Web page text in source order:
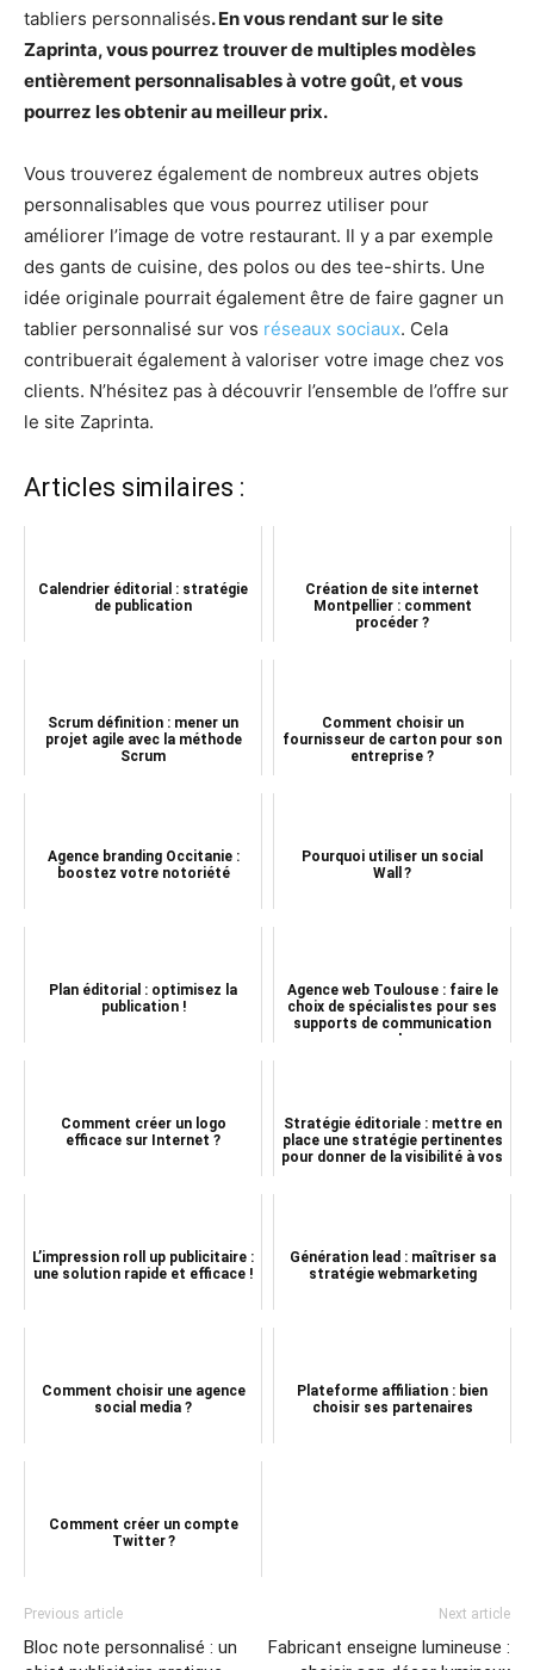
tabliers personnalisés. En vous rendant sur le site
Zaprinta, vous pourrez trouver de multiples modèles
entièrement personnalisables à votre goût, et vous
pourrez les obtenir au meilleur prix.
Vous trouverez également de nombreux autres objets
personnalisables que vous pourrez utiliser pour
améliorer l’image de votre restaurant. Il y a par exemple
des gants de cuisine, des polos ou des tee-shirts. Une
idée originale pourrait également être de faire gagner un
tablier personnalisé sur vos réseaux sociaux. Cela
contribuerait également à valoriser votre image chez vos
clients. N’hésitez pas à découvrir l’ensemble de l’offre sur
le site Zaprinta.
Articles similaires :
Calendrier éditorial : stratégie
de publication
Création de site internet
Montpellier : comment
procéder ?
Scrum définition : mener un
projet agile avec la méthode
Scrum
Comment choisir un
fournisseur de carton pour son
entreprise ?
Agence branding Occitanie :
boostez votre notoriété
Pourquoi utiliser un social
Wall ?
Plan éditorial : optimisez la
publication !
Agence web Toulouse : faire le
choix de spécialistes pour ses
supports de communication
web
Comment créer un logo
efficace sur Internet ?
Stratégie éditoriale : mettre en
place une stratégie pertinentes
pour donner de la visibilité à vos
L’impression roll up publicitaire :
une solution rapide et efficace !
Génération lead : maîtriser sa
stratégie webmarketing
Comment choisir une agence
social media ?
Plateforme affiliation : bien
choisir ses partenaires
Comment créer un compte
Twitter ?
Previous article
Bloc note personnalisé : un
Next article
Fabricant enseigne lumineuse :